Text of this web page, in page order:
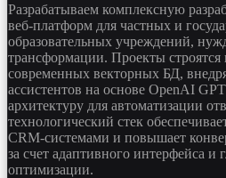
Разрабатываем комплексную
веб-платформ для частных и
образовательных учреждений,
трансформации. Проекты строятся
современных векторных БД,
ассистентов на основе OpenAI
архитектуру для автоматизации
технологический стек
CRM-системами и повышает
за счет адаптивного интерфейса и
оптимизации.